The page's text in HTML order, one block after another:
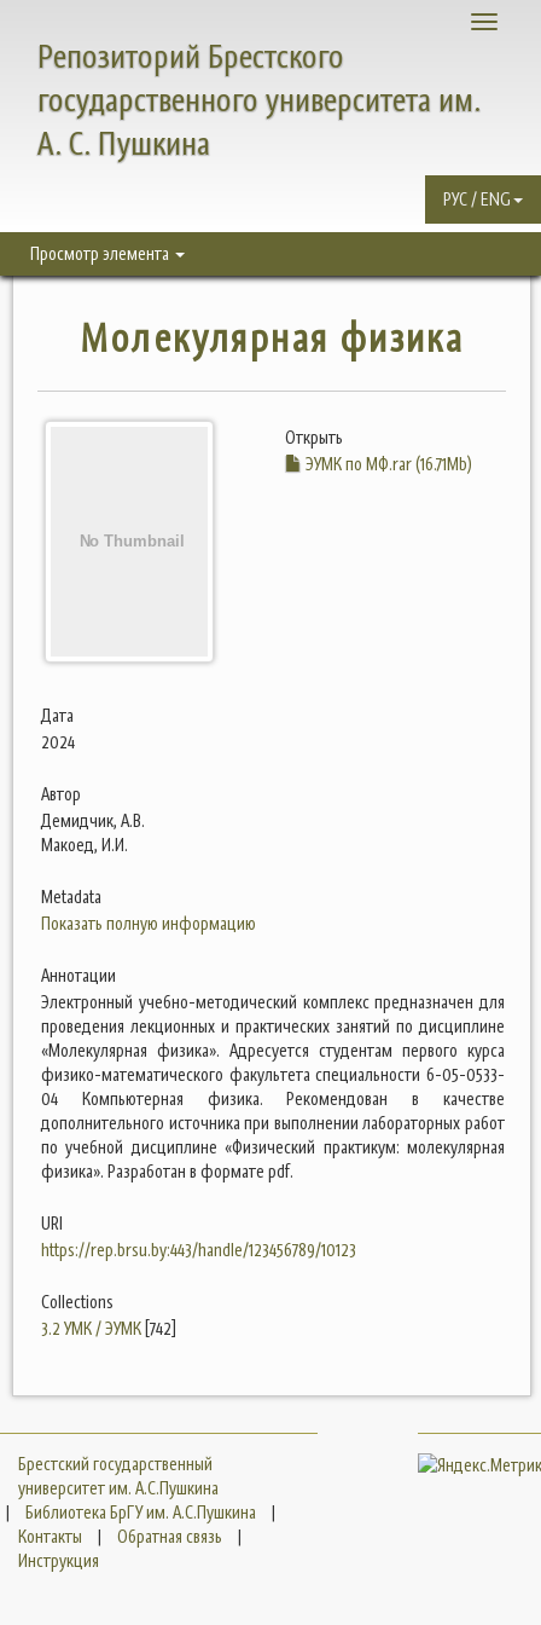
Toggle
Репозиторий Брестского
государственного университета им.
А. С. Пушкина
РУС / ENG
Просмотр элемента
Молекулярная физика
Открыть
ЭУМК по МФ.rar (16.71Mb)
Дата
2024
Автор
Демидчик, А.В.
Макоед, И.И.
Metadata
Показать полную информацию
Аннотации
Электронный учебно-методический комплекс предназначен для
проведения лекционных и практических занятий по дисциплине
«Молекулярная физика». Адресуется студентам первого курса
физико-математического факультета специальности 6-05-0533-
04 Компьютерная физика. Рекомендован в качестве
дополнительного источника при выполнении лабораторных работ
по учебной дисциплине «Физический практикум: молекулярная
физика». Разработан в формате pdf.
URI
https://rep.brsu.by:443/handle/123456789/10123
Collections
3.2 УМК / ЭУМК [742]
Брестский государственный
университет им. А.С.Пушкина
|
Библиотека БрГУ им. А.С.Пушкина
|
Контакты
| Обратная связь
|
Инструкция